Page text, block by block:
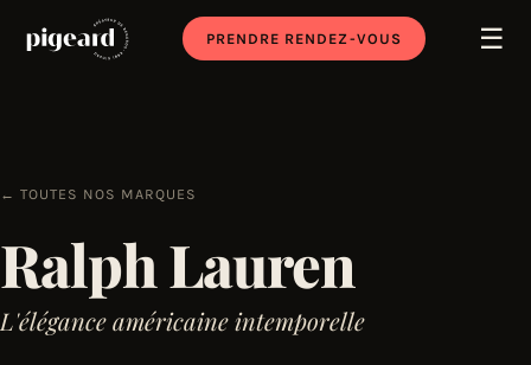
PRENDRE RENDEZ-VOUS ☰
← TOUTES NOS MARQUES
Ralph Lauren
L'élégance américaine intemporelle